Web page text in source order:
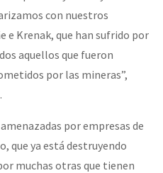
con nuestros
e Krenak, que han sufrido por
aquellos que fueron
por las mineras”,
por empresas de
que ya está destruyendo
muchas otras que tienen